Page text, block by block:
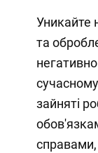
Уникайте
та
зайняті